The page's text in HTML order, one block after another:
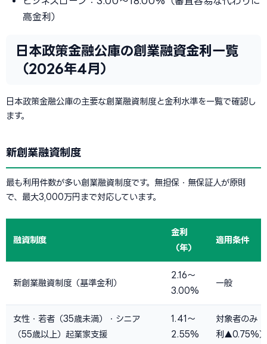
高金利）
日本政策金融公庫の創業融資金利一覧
（2026年4月）
日本政策金融公庫の主要な創業融資制度と金利水準を一覧で確認し
ます。
新創業融資制度
最も利用件数が多い創業融資制度です。無担保・無保証人が原則
で、最大3,000万円まで対応しています。
融資制度
金利
（年）
適用条件
新創業融資制度（基準金利）
2.16〜
3.00%
一般
女性・若者（35歳未満）・シニア
（55歳以上）起業家支援
1.41〜
2.55%
対象者のみ
利▲0.75%）